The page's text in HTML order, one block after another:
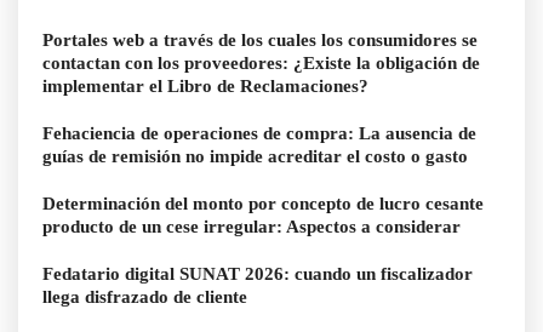
Portales web a través de los cuales los consumidores se
contactan con los proveedores: ¿Existe la obligación de
implementar el Libro de Reclamaciones?
Fehaciencia de operaciones de compra: La ausencia de
guías de remisión no impide acreditar el costo o gasto
Determinación del monto por concepto de lucro cesante
producto de un cese irregular: Aspectos a considerar
Fedatario digital SUNAT 2026: cuando un fiscalizador
llega disfrazado de cliente